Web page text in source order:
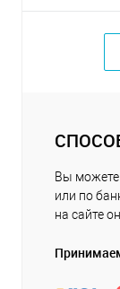
Вы можете
или по
на сайте